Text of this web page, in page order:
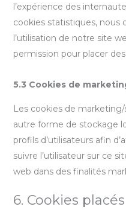
l’expérience des
cookies statistiques, nous
l’utilisation de notre site
permission pour placer
5.3 Cookies de
Les cookies de
autre forme de stockage
profils d’utilisateurs afin
suivre l’utilisateur sur ce
web dans des finalités
6. Cookies placés